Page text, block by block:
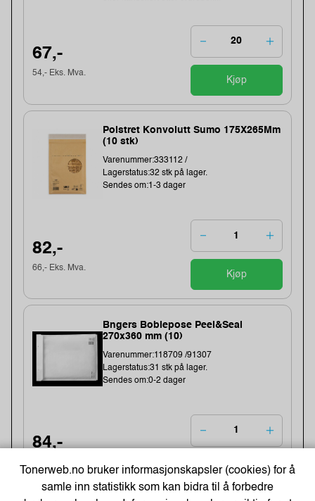
67,-
54,- Eks. Mva.
Kjøp
Polstret Konvolutt Sumo 175X265Mm
(10 stk)
Varenummer:333112 /
Lagerstatus:32 stk på lager.
Sendes om:1-3 dager
82,-
66,- Eks. Mva.
Kjøp
Bngers Boblepose Peel&Seal
270x360 mm (10)
Varenummer:118709 /91307
Lagerstatus:31 stk på lager.
Sendes om:0-2 dager
84,-
Kjøp
Tonerweb.no bruker informasjonskapsler (cookies) for å
samle inn statistikk som kan bidra til å forbedre